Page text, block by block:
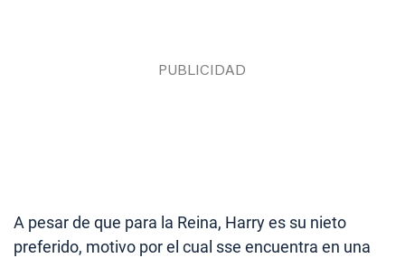
A pesar de que para la Reina, Harry es su nieto
preferido, motivo por el cual sse encuentra en una